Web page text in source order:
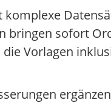
bringen sofort
die Vorlagen